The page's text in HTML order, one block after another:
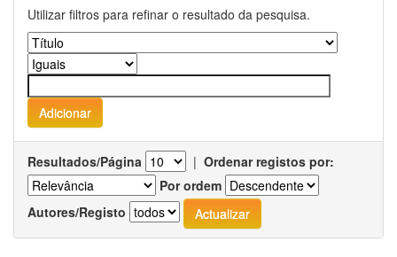
Utilizar filtros para refinar o resultado da pesquisa.
Resultados/Página | Ordenar registos por:
Por ordem
Autores/Registo